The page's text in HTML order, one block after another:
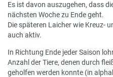
Es ist davon auszugehen, dass
nächsten Woche zu Ende geht.
Die späteren Laicher wie Kreuz-
auch aktiv.
In Richtung Ende jeder Saison
Anzahl der Tiere, denen durch
geholfen werden konnte (in